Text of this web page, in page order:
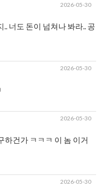
2026-05-30
너도 돈이 넘쳐나 봐라.. 공
2026-05-30
2026-05-30
하건가 ㅋㅋㅋ 이 놈 이거
2026-05-30